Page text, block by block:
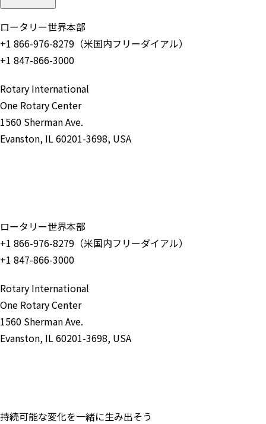
ロータリー世界本部
+1 866-976-8279（米国内フリーダイアル）
+1 847-866-3000
Rotary International
One Rotary Center
1560 Sherman Ave.
Evanston, IL 60201-3698, USA
ロータリー世界本部
+1 866-976-8279（米国内フリーダイアル）
+1 847-866-3000
Rotary International
One Rotary Center
1560 Sherman Ave.
Evanston, IL 60201-3698, USA
持続可能な変化を一緒に生み出そう